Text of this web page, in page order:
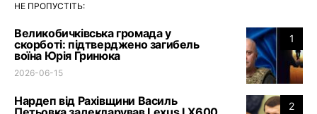
НЕ ПРОПУСТІТЬ:
1
Великобичківська громада у
скорботі: підтверджено загибель
воїна Юрія Гринюка
2026-06-15
2
Нардеп від Рахівщини Василь